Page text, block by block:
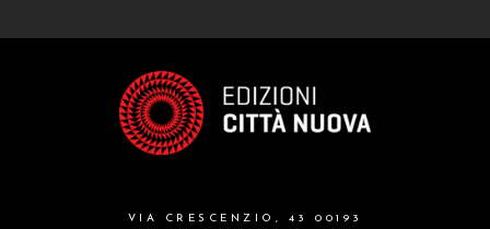
VIA CRESCENZIO, 43 00193